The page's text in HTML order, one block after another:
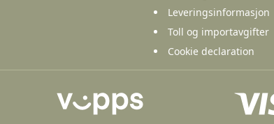
Leveringsinformasjon
Toll og importavgifter
Cookie declaration